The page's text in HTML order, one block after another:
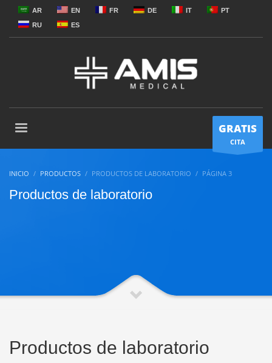
AR EN FR DE IT
PT
RU
ES
GRATIS
CITA
INICIO PRODUCTOS PRODUCTOS DE LABORATORIO PÁGINA 3
Productos de laboratorio
Productos de laboratorio